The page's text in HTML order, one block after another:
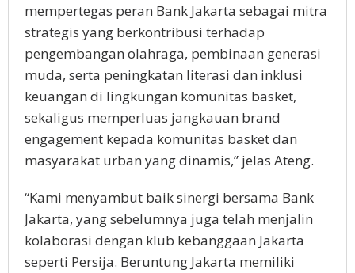
mempertegas peran Bank Jakarta sebagai mitra
strategis yang berkontribusi terhadap
pengembangan olahraga, pembinaan generasi
muda, serta peningkatan literasi dan inklusi
keuangan di lingkungan komunitas basket,
sekaligus memperluas jangkauan brand
engagement kepada komunitas basket dan
masyarakat urban yang dinamis,” jelas Ateng.
“Kami menyambut baik sinergi bersama Bank
Jakarta, yang sebelumnya juga telah menjalin
kolaborasi dengan klub kebanggaan Jakarta
seperti Persija. Beruntung Jakarta memiliki